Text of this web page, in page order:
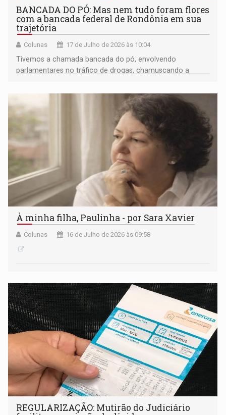
BANCADA DO PÓ: Mas nem tudo foram flores
com a bancada federal de Rondônia em sua
trajetória
Colunas 17 de Julho de 2026 às 10:04
Tivemos a chamada bancada do pó, envolvendo
parlamentares no tráfico de drogas, chamuscando a
À minha filha, Paulinha - por Sara Xavier
Colunas 16 de Julho de 2026 às 09:58
REGULARIZAÇÃO: Mutirão do Judiciário